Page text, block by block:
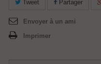
Tweet Partager
Envoyer à un ami
Imprimer